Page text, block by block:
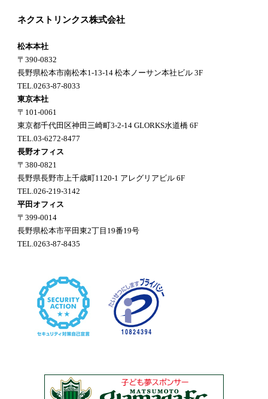
ネクストリンクス株式会社
松本本社
〒390-0832
長野県松本市南松本1-13-14 松本ノーサン本社ビル 3F
TEL.0263-87-8033
東京本社
〒101-0061
東京都千代田区神田三崎町3-2-14 GLORKS水道橋 6F
TEL.03-6272-8477
長野オフィス
〒380-0821
長野県長野市上千歳町1120-1 アレグリアビル 6F
TEL.026-219-3142
平田オフィス
〒399-0014
長野県松本市平田東2丁目19番19号
TEL.0263-87-8435